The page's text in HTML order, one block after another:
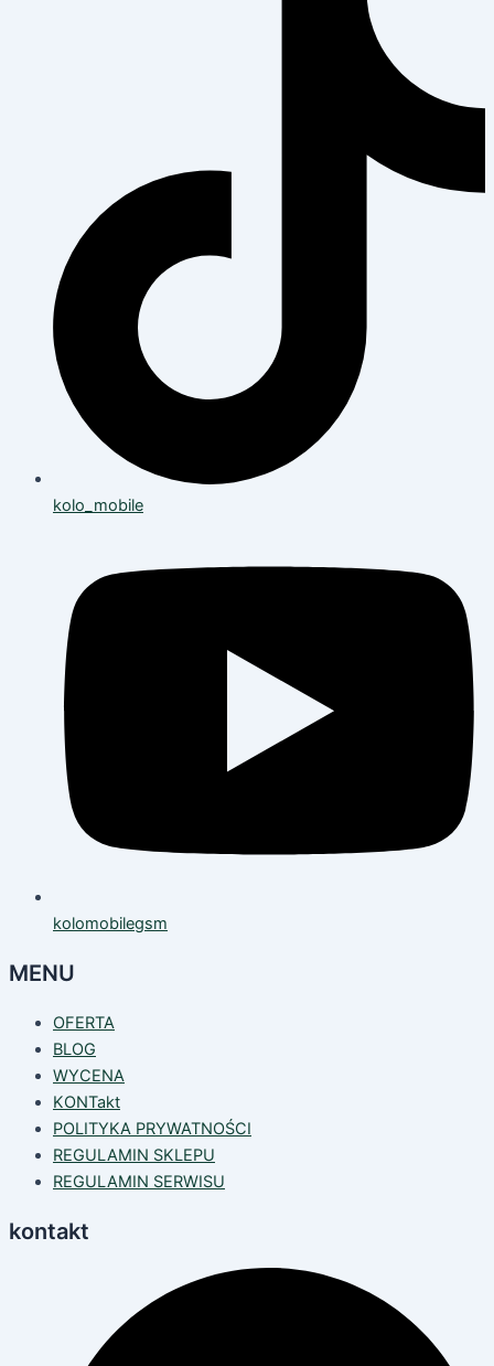
kolo_mobile
kolomobilegsm
MENU
OFERTA
BLOG
WYCENA
KONTakt
POLITYKA PRYWATNOŚCI
REGULAMIN SKLEPU
REGULAMIN SERWISU
kontakt